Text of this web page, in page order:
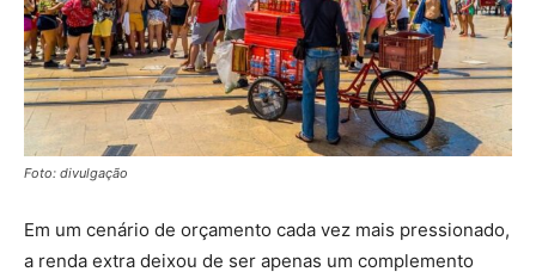
Foto: divulgação
Em um cenário de orçamento cada vez mais pressionado,
a renda extra deixou de ser apenas um complemento